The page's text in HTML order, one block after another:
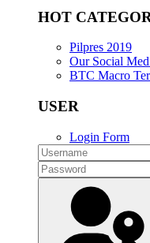
HOT
Pilpres 2019
Our Social
BTC Macro
USER
Login Form